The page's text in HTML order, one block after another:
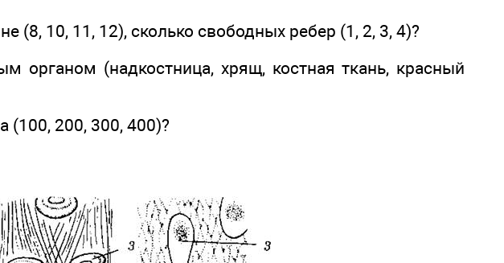
(8, 10, 11, 12), сколько свободных ребер (1, 2, 3, 4)?
органом (надкостница, хрящ, костная ткань, красный
(100, 200, 300, 400)?